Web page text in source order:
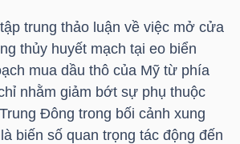
trung thảo luận về việc mở cửa
thủy huyết mạch tại eo biển
mua dầu thô của Mỹ từ phía
nhằm giảm bớt sự phụ thuộc
Đông trong bối cảnh xung
biến số quan trọng tác động đến